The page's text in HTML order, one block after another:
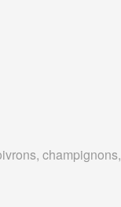
champignons,